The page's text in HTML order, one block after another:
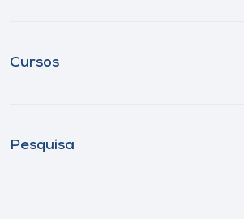
Cursos
Pesquisa